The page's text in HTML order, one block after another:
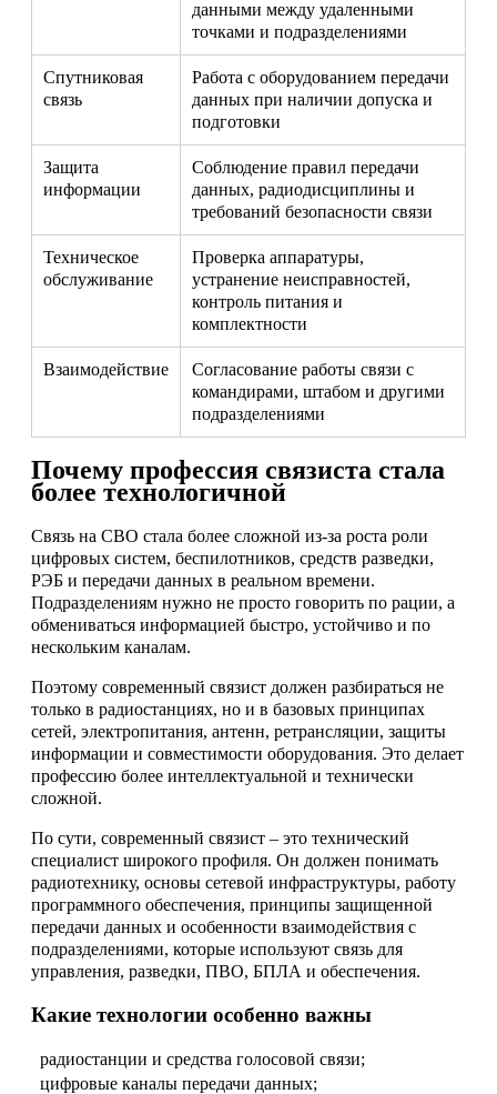
данными между удаленными
точками и подразделениями
Спутниковая
связь
Работа с оборудованием передачи
данных при наличии допуска и
подготовки
Защита
информации
Соблюдение правил передачи
данных, радиодисциплины и
требований безопасности связи
Техническое
обслуживание
Проверка аппаратуры,
устранение неисправностей,
контроль питания и
комплектности
Взаимодействие
Согласование работы связи с
командирами, штабом и другими
подразделениями
Почему профессия связиста стала
более технологичной
Связь на СВО стала более сложной из-за роста роли
цифровых систем, беспилотников, средств разведки,
РЭБ и передачи данных в реальном времени.
Подразделениям нужно не просто говорить по рации, а
обмениваться информацией быстро, устойчиво и по
нескольким каналам.
Поэтому современный связист должен разбираться не
только в радиостанциях, но и в базовых принципах
сетей, электропитания, антенн, ретрансляции, защиты
информации и совместимости оборудования. Это делает
профессию более интеллектуальной и технически
сложной.
По сути, современный связист – это технический
специалист широкого профиля. Он должен понимать
радиотехнику, основы сетевой инфраструктуры, работу
программного обеспечения, принципы защищенной
передачи данных и особенности взаимодействия с
подразделениями, которые используют связь для
управления, разведки, ПВО, БПЛА и обеспечения.
Какие технологии особенно важны
радиостанции и средства голосовой связи;
цифровые каналы передачи данных;